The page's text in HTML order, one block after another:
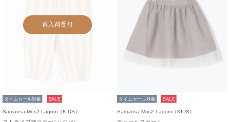
再入荷受付
タイムセール対象 SALE
Samansa Mos2 Lagom（KIDS）
タイムセール対象 SALE
Samansa Mos2 Lagom（KIDS）